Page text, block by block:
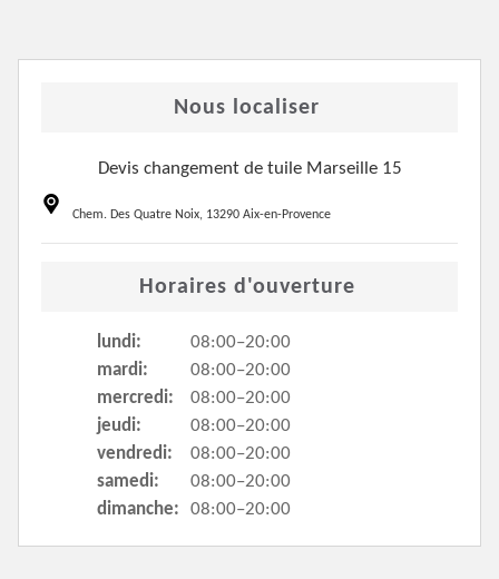
Nous localiser
Devis changement de tuile Marseille 15
Chem. Des Quatre Noix, 13290 Aix-en-Provence
Horaires d'ouverture
lundi:
08:00–20:00
mardi:
08:00–20:00
mercredi:
08:00–20:00
jeudi:
08:00–20:00
vendredi:
08:00–20:00
samedi:
08:00–20:00
dimanche:
08:00–20:00